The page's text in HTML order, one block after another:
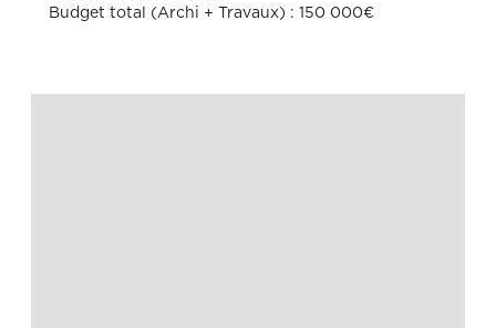
Budget total (Archi + Travaux) : 150 000€